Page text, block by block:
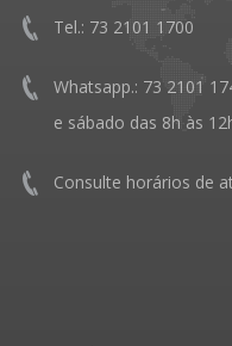
Tel.: 73 2101 1700
Whatsapp.: 73 2101
e sábado das 8h às
Consulte horários de